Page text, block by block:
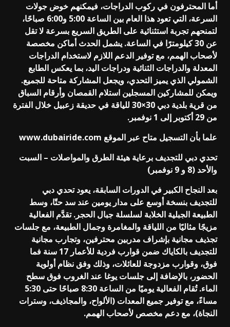
أما المحترفون في ركوب الدراجات، فيمكنهم خوض جولات
السرعة، التي تعود هذا العام بين الساعة 5:00 و6:00 صباحًا،
لتمنحهم تجربة استثنائية على الطريق السريع بسرعة لا تقل
عن 30 كيلومترًا في الساعة. يشمل الحدث أماكن مخصصة
لأصحاب الهمم، مع توفير الدعم اللازم لاستخدام الدراجات
المعدلة والدراجات الثنائية ودراجات اليد، بما يعكس الطابع
الشمولي الذي يميز التحدي، ويجعل المشاركة متاحة للجميع.
ويمكن للمشاركين المسجلين استلام القمصان وأرقام السباق
من قرية بلدية دبي 30×30 للياقة في حديقة زعبيل خلال الفترة
من 29 أكتوبر إلى 1 نوفمبر.
علما بأن التسجيل متاح عبر الموقع www.dubairide.com
تحدي دبي للتجديف برعاية هيئة الطرق والمواصلات – السبت
والأحد (8 و 9 نوفمبر)
بعد النجاح الكبير في الدورات السابقة، يعود تحدي دبي
للتجديف بنسخة أوسع على مدار يومين عند سد حتّا، وسط
الطبيعة الجبلية الخلابة لسلسلة جبال الحجر. تقدَّم الفعالية
مزيجًا مثاليًا من اللياقة والمغامرة وجمال الطبيعة، مع جلسات
تجذيف مجانية بإشراف مدربين محترفين، وتجارب مجانية
للتجديف بالكاياك ضمن قوارب فردية للأعمار 17 سنة فما
فوق، وقوارب مزدوجة للعائلات، وذلك وفق نظام أولوية
الحضور، بالإضافة إلى جلسات يوغا عند الغروب فوق سطح
الماء. تُقام الفعالية يوميًا من الساعة 8:30 صباحًا حتى 5:30
مساءً، مع توفير جميع المعدات (الألواح، والمجاذيف، وسترات
النجاة)، مع دعم مخصص لأصحاب الهمم.